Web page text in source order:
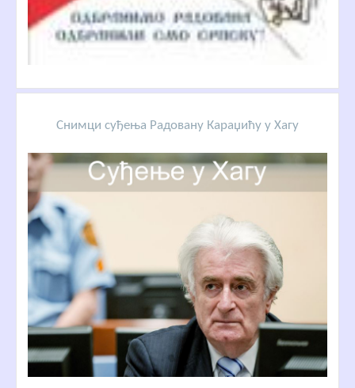
Снимци суђења Радовану Караџићу у Хагу